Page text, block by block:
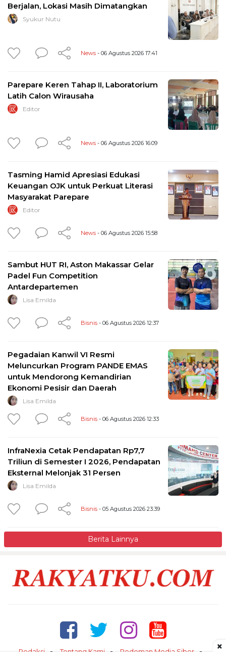
Berjalan, Lokasi Masih Dimatangkan
Syukur Nutu
News - 06 Agustus 2026 17:41
Parepare Keren Tahap II, Laboratorium
Latih Calon Wirausaha
Editor
News - 06 Agustus 2026 16:09
Tasming Hamid Apresiasi Edukasi
Keuangan OJK untuk Perkuat Literasi
Masyarakat Parepare
Editor
News - 06 Agustus 2026 15:58
Sambut HUT RI, Aston Makassar Gelar
Padel Fun Competition
Antardepartemen
Lisa Emilda
Bisnis - 06 Agustus 2026 12:37
Pegadaian Kanwil VI Resmi
Meluncurkan Program PANDE EMAS
untuk Mendorong Kemandirian
Ekonomi Pesisir dan Daerah
Lisa Emilda
Bisnis - 06 Agustus 2026 12:33
InfraNexia Cetak Pendapatan Rp7,7
Triliun di Semester I 2026, Pendapatan
Eksternal Melonjak 31 Persen
Lisa Emilda
Bisnis - 05 Agustus 2026 23:39
Berita Lainnya
Redaksi Tentang Kami
Pedoman Media Siber
×